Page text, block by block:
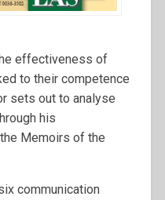
effectiveness of
to their competence
sets out to analyse
his
Memoirs of the
communication